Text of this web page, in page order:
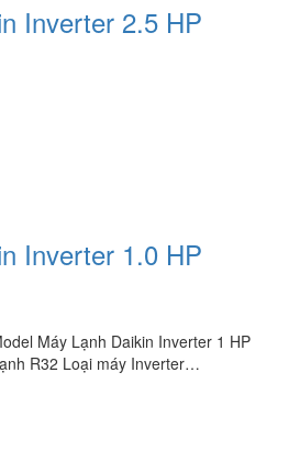
Inverter 2.5 HP
Inverter 1.0 HP
Máy Lạnh Daikin Inverter 1 HP
R32 Loại máy Inverter…